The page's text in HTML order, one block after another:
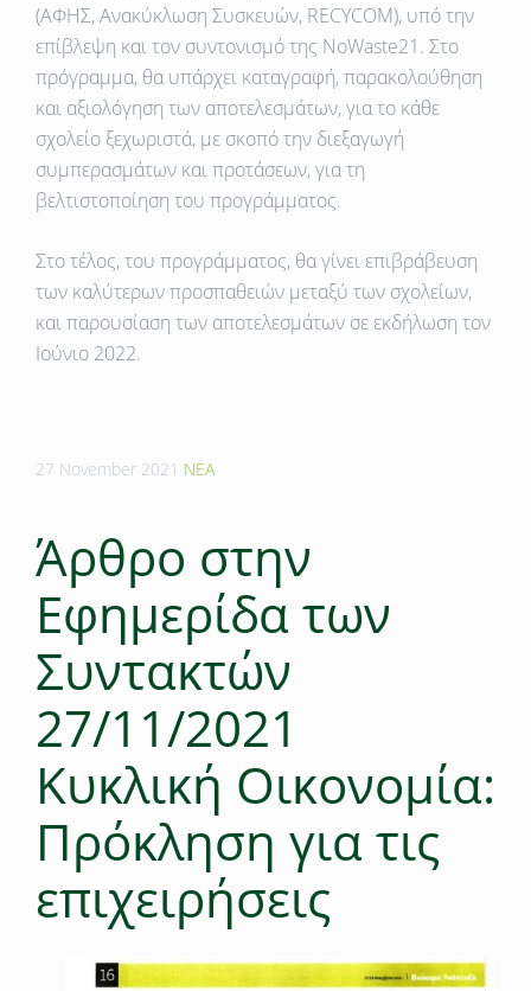
(ΑΦΗΣ, Ανακύκλωση Συσκευών, RECYCOM), υπό την
επίβλεψη και τον συντονισμό της NoWaste21. Στο
πρόγραμμα, θα υπάρχει καταγραφή, παρακολούθηση
και αξιολόγηση των αποτελεσμάτων, για το κάθε
σχολείο ξεχωριστά, με σκοπό την διεξαγωγή
συμπερασμάτων και προτάσεων, για τη
βελτιστοποίηση του προγράμματος.
Στο τέλος, του προγράμματος, θα γίνει επιβράβευση
των καλύτερων προσπαθειών μεταξύ των σχολείων,
και παρουσίαση των αποτελεσμάτων σε εκδήλωση τον
Ιούνιο 2022.
27 November 2021 ΝΕΑ
Άρθρο στην
Εφημερίδα των
Συντακτών
27/11/2021
Κυκλική Οικονομία:
Πρόκληση για τις
επιχειρήσεις